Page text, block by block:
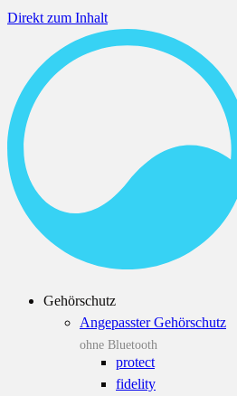
Direkt zum Inhalt
Gehörschutz
Angepasster Gehörschutz
ohne Bluetooth
protect
fidelity